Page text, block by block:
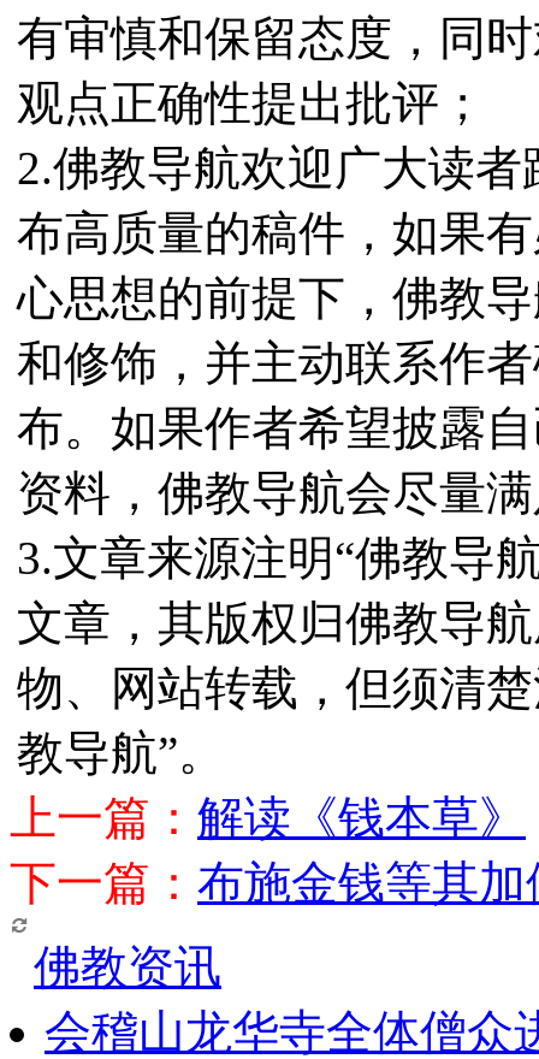
有审慎和保留态度，同
观点正确性提出批评；
2.佛教导航欢迎广大读
布高质量的稿件，如果
心思想的前提下，佛教
和修饰，并主动联系作
布。如果作者希望披露
资料，佛教导航会尽量
3.文章来源注明“佛教导
文章，其版权归佛教导
物、网站转载，但须清
教导航”。
上一篇： 解读《钱本草》
下一篇： 布施金钱等其
佛教资讯
会稽山龙华寺全体僧众